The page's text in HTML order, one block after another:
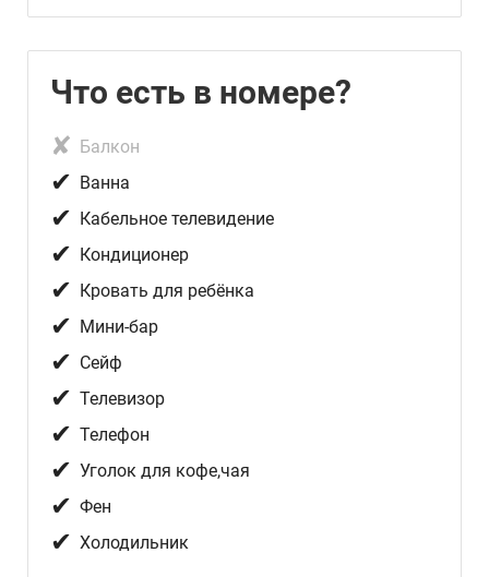
Что есть в номере?
✘ Балкон
✔ Ванна
✔ Кабельное телевидение
✔ Кондиционер
✔ Кровать для ребёнка
✔ Мини-бар
✔ Сейф
✔ Телевизор
✔ Телефон
✔ Уголок для кофе,чая
✔ Фен
✔ Холодильник